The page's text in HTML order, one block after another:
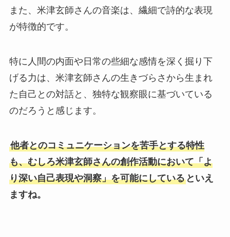
また、米津玄師さんの音楽は、繊細で詩的な表現
が特徴的です。
特に人間の内面や日常の些細な感情を深く掘り下
げる力は、米津玄師さんの生きづらさから生まれ
た自己との対話と、独特な観察眼に基づいている
のだろうと感じます。
他者とのコミュニケーションを苦手とする特性
も、むしろ米津玄師さんの創作活動において「よ
り深い自己表現や洞察」を可能にしているといえ
ますね。